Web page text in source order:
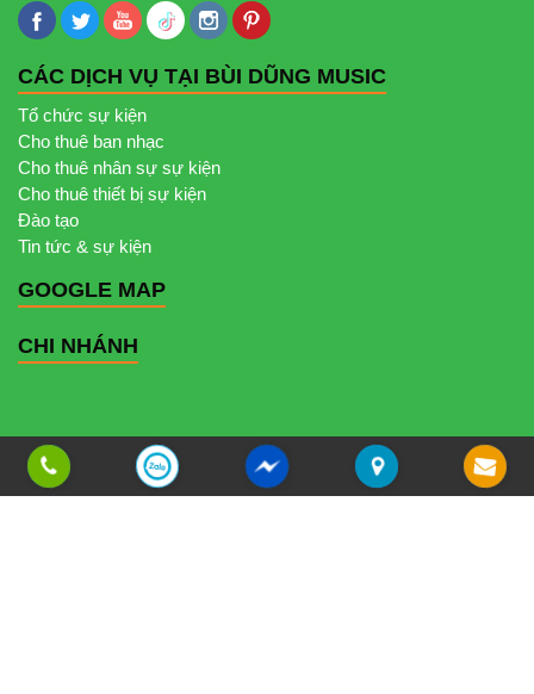
CÁC DỊCH VỤ TẠI BÙI DŨNG MUSIC
Tổ chức sự kiện
Cho thuê ban nhạc
Cho thuê nhân sự sự kiện
Cho thuê thiết bị sự kiện
Đào tạo
Tin tức & sự kiện
GOOGLE MAP
CHI NHÁNH